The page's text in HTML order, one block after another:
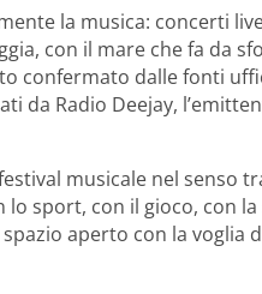
la musica: concerti
con il mare che fa da
confermato dalle fonti
da Radio Deejay,
musicale nel senso
lo sport, con il gioco, con
aperto con la voglia